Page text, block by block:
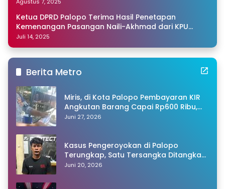
Ketua DPRD Palopo Terima Hasil Penetapan
Kemenangan Pasangan Naili-Akhmad dari KPU
Sulsel
Juli 14, 2025
Berita Metro
Miris, di Kota Palopo Pembayaran KIR
Angkutan Barang Capai Rp600 Ribu,
Warganet Pertanyakan Dugaan Pungli
Juni 27, 2026
Kasus Pengeroyokan di Palopo
Terungkap, Satu Tersangka Ditangkap
Polisi
Juni 20, 2026